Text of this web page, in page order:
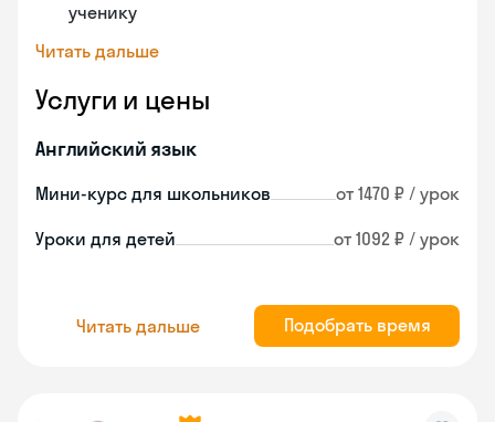
ученику
Читать дальше
Услуги и цены
Английский язык
Мини-курс для школьников от 1470 ₽ / урок
Уроки для детей от 1092 ₽ / урок
Читать дальше Подобрать время